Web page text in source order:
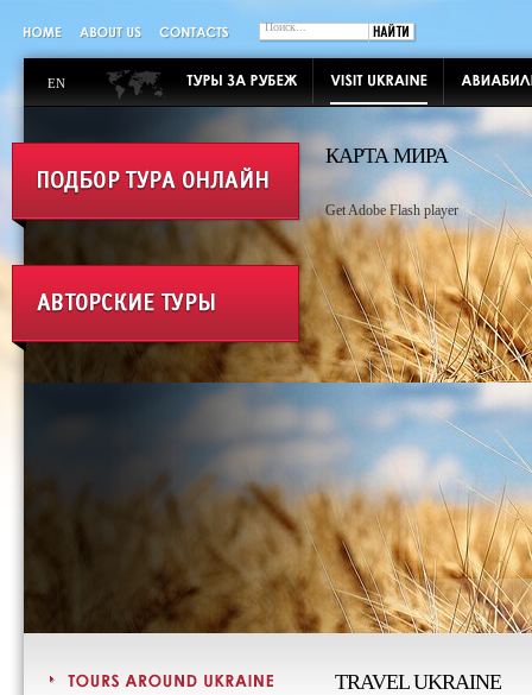
EN
КАРТА МИРА
Get Adobe Flash player
TRAVEL UKRAINE